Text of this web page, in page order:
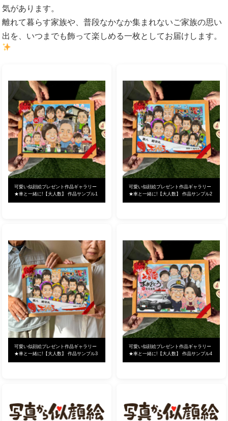
気があります。
離れて暮らす家族や、普段なかなか集まれないご家族の思い
出を、いつまでも飾って楽しめる一枚としてお届けします。
可愛い似顔絵プレゼント作品ギャラリー
★車と一緒に!【大人数】 作品サンプル1
可愛い似顔絵プレゼント作品ギャラリー
★車と一緒に!【大人数】 作品サンプル2
可愛い似顔絵プレゼント作品ギャラリー
★車と一緒に!【大人数】 作品サンプル3
可愛い似顔絵プレゼント作品ギャラリー
★車と一緒に!【大人数】 作品サンプル4